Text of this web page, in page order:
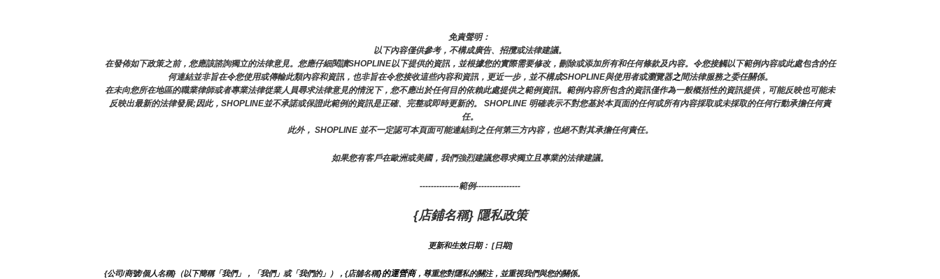
免責聲明：
以下內容僅供參考，不構成廣告、招攬或法律建議。
在發佈如下政策之前，您應該諮詢獨立的法律意見。您應仔細閱讀SHOPLINE以下提供的資訊，並根據您的實際需要修改，刪除或添加所有和任何條款及內容。令您接觸以下範例內容或此處包含的任
何連結並非旨在令您使用或傳輸此類內容和資訊，也非旨在令您接收這些內容和資訊，更近一步，並不構成SHOPLINE與使用者或瀏覽器之間法律服務之委任關係。
在未向您所在地區的職業律師或者專業法律從業人員尋求法律意見的情況下，您不應出於任何目的依賴此處提供之範例資訊。範例內容所包含的資訊僅作為一般概括性的資訊提供，可能反映也可能未
反映出最新的法律發展;因此，SHOPLINE並不承諾或保證此範例的資訊是正確、完整或即時更新的。 SHOPLINE 明確表示不對您基於本頁面的任何或所有內容採取或未採取的任何行動承擔任何責
任。
此外， SHOPLINE 並不一定認可本頁面可能連結到之任何第三方內容，也絕不對其承擔任何責任。
如果您有客戶在歐洲或美國，我們強烈建議您尋求獨立且專業的法律建議。
--------------範例----------------
{店鋪名稱} 隱私政策
更新和生效日期： [日期]
{公司/商號/個人名稱}（以下簡稱「我們」，「我們」或「我們的」），{店舖名稱}的運營商，尊重您對隱私的關注，並重視我們與您的關係。